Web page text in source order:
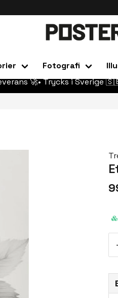
Fotografi
🚀• Trycks i Sverige
-